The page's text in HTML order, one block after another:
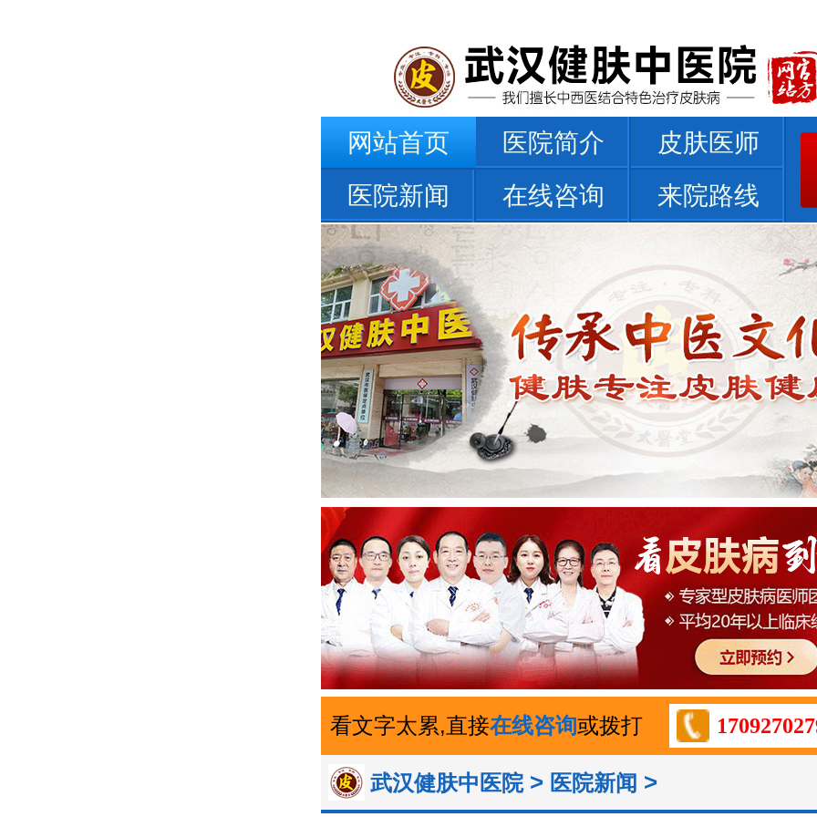
网站首页 医院简介
皮肤医师
医院新闻
在线咨询 来院路线
看文字太累,直接在线咨询或拨打
武汉健肤中医院> 医院新闻 >